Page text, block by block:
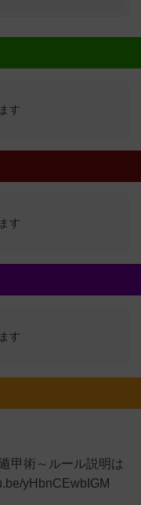
す
す
す
甲術～ルール説明は
yHbnCEwbIGM